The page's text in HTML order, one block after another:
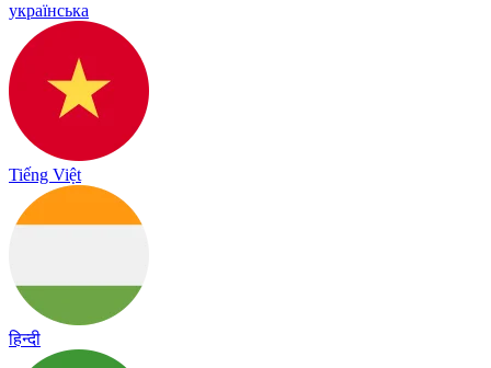
українська
Tiếng Việt
हिन्दी